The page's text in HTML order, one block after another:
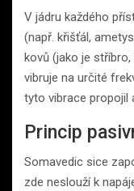
V jádru každého
(např. křišťál,
kovů (jako je
vibruje na určité
tyto vibrace propojil
Princip
Somavedic sice
zde neslouží k